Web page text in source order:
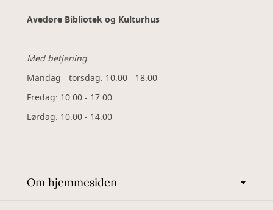
Avedøre Bibliotek og Kulturhus
Med betjening
Mandag - torsdag: 10.00 - 18.00
Fredag: 10.00 - 17.00
Lørdag: 10.00 - 14.00
Om hjemmesiden